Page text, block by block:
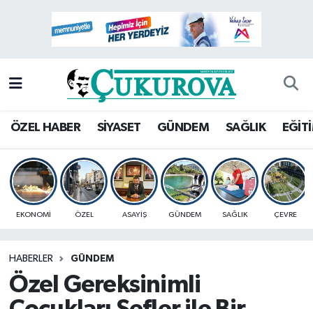
ÖZEL HABER SİYASET GÜNDEM SAĞLIK
EKONOMİ ÖZEL ASAYİŞ GÜNDEM SAĞLIK ÇEVRE
HABERLER GÜNDEM
Özel Gereksinimli
Mersin Hava Durumu
Mersin Namaz Vakitleri
Mersin Trafik Yoğunluk Haritası
Süper Lig Puan Durumu ve Fikstür
Haber Arşivi